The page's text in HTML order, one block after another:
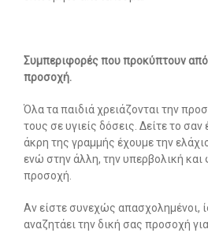
Συμπεριφορές που προκύπτουν από
προσοχή.
Όλα τα παιδιά χρειάζονται την
τους σε υγιείς δόσεις. Δείτε το
άκρη της γραμμής έχουμε την
ενώ στην άλλη, την υπερβολική και
προσοχή.
Αν είστε συνεχώς απασχολημένοι,
αναζητάει την δική σας προσοχή